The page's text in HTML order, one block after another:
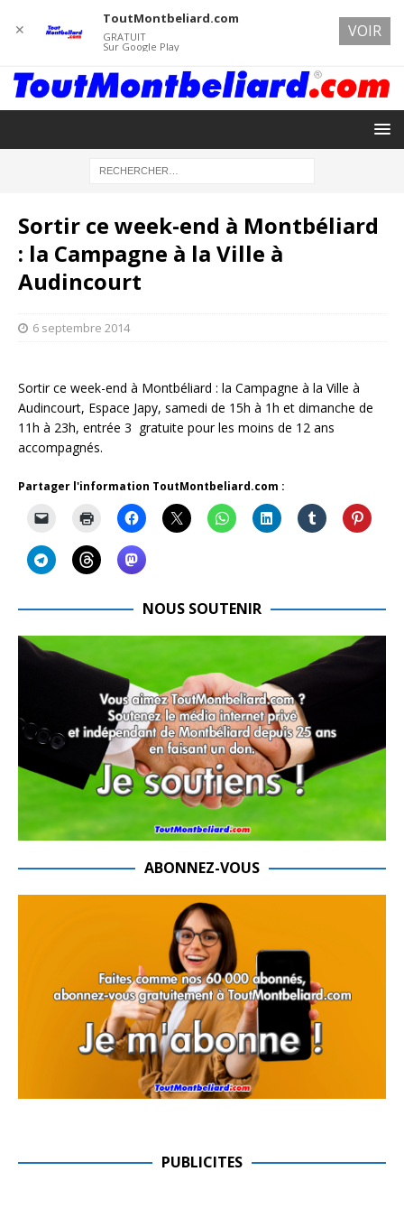
Sortir ce week-end à Montbéliard
: la Campagne à la Ville à
Audincourt
6 septembre 2014
Sortir ce week-end à Montbéliard : la Campagne à la Ville à
Audincourt, Espace Japy, samedi de 15h à 1h et dimanche de
11h à 23h, entrée 3  gratuite pour les moins de 12 ans
accompagnés.
Partager l'information ToutMontbeliard.com :
NOUS SOUTENIR
ABONNEZ-VOUS
PUBLICITES
✕
ToutMontbeliard.com
GRATUIT
Sur Google Play
VOIR